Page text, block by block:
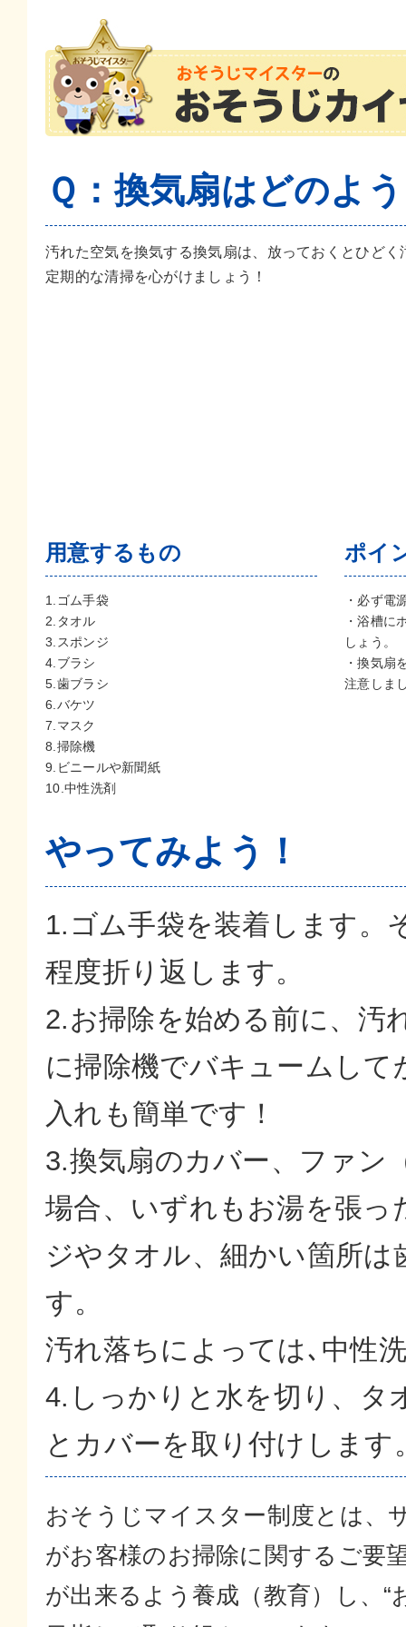
Ｑ：換気扇はどのよ
汚れた空気を換気する換気扇は、放っておくとひどく
定期的な清掃を心がけましょう！
用意するもの
1.ゴム手袋
2.タオル
3.スポンジ
4.ブラシ
5.歯ブラシ
6.バケツ
7.マスク
8.掃除機
9.ビニールや新聞紙
10.中性洗剤
ポイ
・必ず電
・浴槽に
しょう。
・換気扇
注意しま
やってみよう！
1.ゴム手袋を装着します。
程度折り返します。
2.お掃除を始める前に、汚
に掃除機でバキュームし
入れも簡単です！
3.換気扇のカバー、ファン
場合、いずれもお湯を張
ジやタオル、細かい箇所
す。
汚れ落ちによっては､中性
4.しっかりと水を切り、タ
とカバーを取り付けします
おそうじマイスター制度とは、
がお客様のお掃除に関するご要
が出来るよう養成（教育）し、